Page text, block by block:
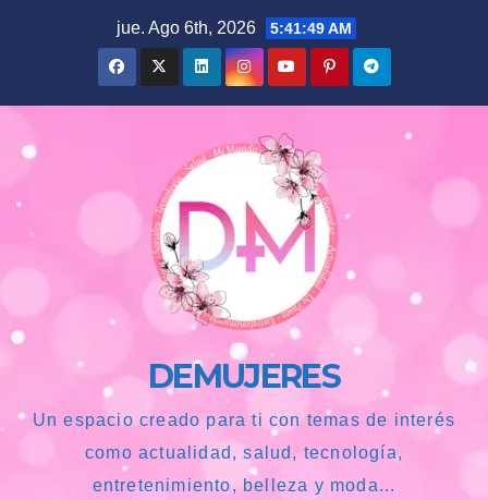
jue. Ago 6th, 2026 5:41:50 AM
DEMUJERES
Un espacio creado para ti con temas de interés
como actualidad, salud, tecnología,
entretenimiento, belleza y moda...